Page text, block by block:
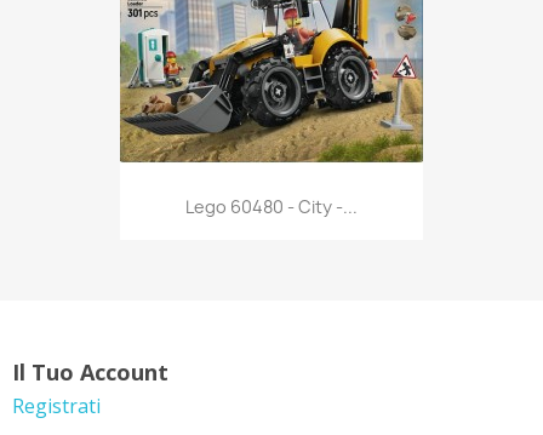
Anteprima
Lego 60480 - City -...
Il Tuo Account
Registrati